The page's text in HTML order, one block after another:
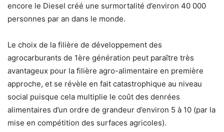
encore le Diesel créé une surmortalité d’environ 40 000
personnes par an dans le monde.
Le choix de la filière de développement des
agrocarburants de 1ère génération peut paraître très
avantageux pour la filière agro-alimentaire en première
approche, et se révèle en fait catastrophique au niveau
social puisque cela multiplie le coût des denrées
alimentaires d’un ordre de grandeur d’environ 5 à 10 (par la
mise en compétition des surfaces agricoles).